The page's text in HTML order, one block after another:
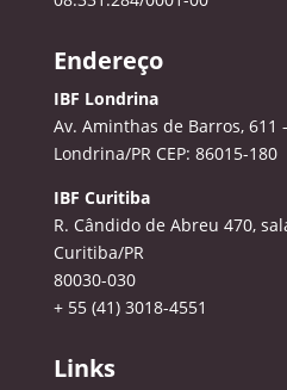
Endereço
IBF Londrina
Av. Aminthas de Barros, 611
Londrina/PR CEP: 86015-180
IBF Curitiba
R. Cândido de Abreu 470,
Curitiba/PR
80030-030
+ 55 (41) 3018-4551
Links